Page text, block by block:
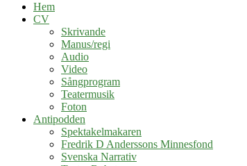
Hem
CV
Skrivande
Manus/regi
Audio
Video
Sångprogram
Teatermusik
Foton
Antipodden
Spektakelmakaren
Fredrik D Anderssons Minnesfond
Svenska Narrativ